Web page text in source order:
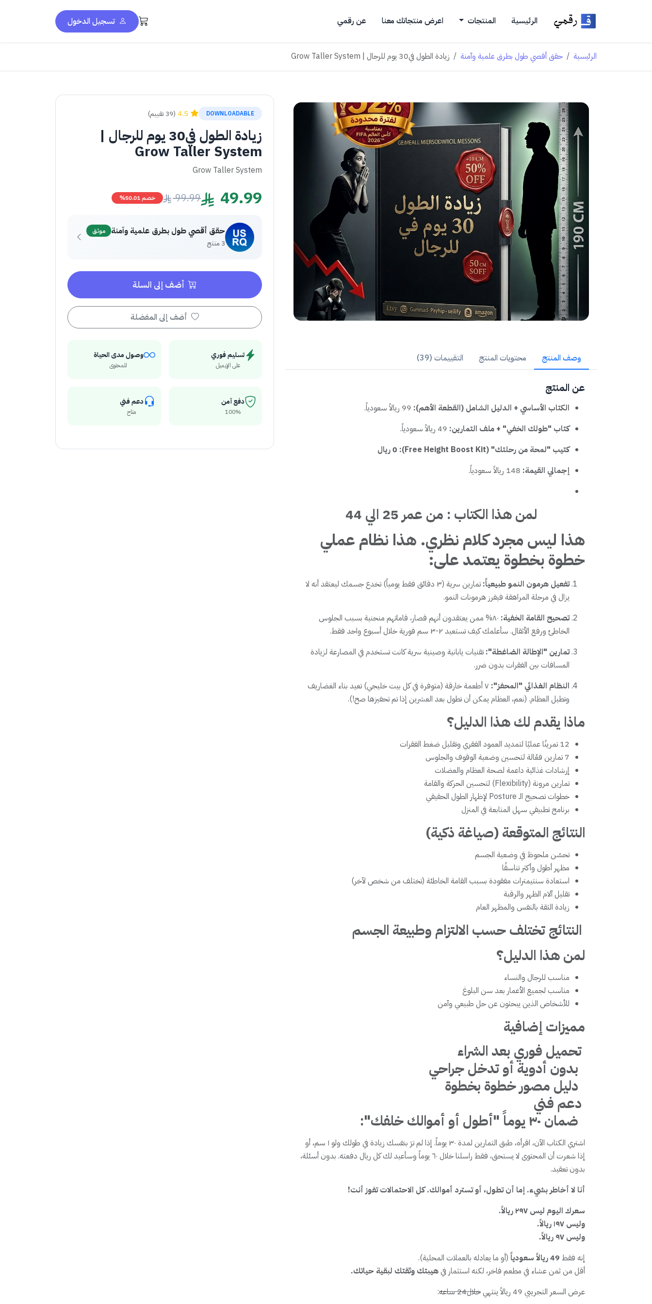
الرئيسية المنتجات اعرض منتجاتك معنا عن رقمي تسجيل الدخول
الرئيسية حقق أقصي طول بطرق علمية وآمنة زيادة الطول في30 يوم للرجال | Grow Taller System
وصف المنتج محتويات المنتج التقييمات (39)
عن المنتج
الكتاب الأساسي + الدليل الشامل (القطعة الأهم):
كتاب "طولك الخفي" + ملف التمارين:
كتيب "لمحة من رحلتك" (Free Height Boost Kit):
0 ريال
إجمالي القيمة:
لمن هذا الكتاب : من عمر 25 الي 44
هذا ليس مجرد كلام نظري. هذا نظام عملي
خطوة بخطوة يعتمد على:
تفعيل هرمون النمو طبيعياً:
تمارين سرية (٣ دقائق فقط يومياً) تخدع جسمك ليعتقد أنه لا
يزال في مرحلة المراهقة فيفرز هرمونات النمو.
تصحيح القامة الخفية:
٨٠% ممن يعتقدون أنهم قصار، قاماتهم منحنية بسبب الجلوس
الخاطئ ورفع الأثقال. سأعلمك كيف تستعيد ٢-٣ سم فورية خلال أسبوع واحد فقط.
تمارين "الإطالة الضاغطة": تقنيات يابانية وصينية سرية كانت تستخدم في المصارعة لزيادة
المسافات بين الفقرات بدون ضرر.
النظام الغذائي "المحفز":
٧ أطعمة خارقة (متوفرة في كل بيت خليجي) تعيد بناء الغضاريف
وتطيل العظام. (نعم، العظام يمكن أن تطول بعد العشرين إذا تم تحفيزها صح!).
ماذا يقدم لك هذا الدليل؟
12 تمرينًا عمليًا لتمديد العمود الفقري وتقليل ضغط الفقرات
7 تمارين فعّالة لتحسين وضعية الوقوف والجلوس
إرشادات غذائية داعمة لصحة العظام والعضلات
تمارين مرونة (Flexibility) لتحسين الحركة والقامة
خطوات تصحيح الـ Posture لإظهار الطول الحقيقي
برنامج تطبيقي سهل المتابعة في المنزل
النتائج المتوقعة (صياغة ذكية)
تحسّن ملحوظ في وضعية الجسم
مظهر أطول وأكثر تناسقًا
استعادة سنتيمترات مفقودة بسبب القامة الخاطئة (تختلف من شخص لآخر)
تقليل آلام الظهر والرقبة
زيادة الثقة بالنفس والمظهر العام
النتائج تختلف حسب الالتزام وطبيعة الجسم
لمن هذا الدليل؟
مناسب للرجال والنساء
مناسب لجميع الأعمار بعد سن البلوغ
للأشخاص الذين يبحثون عن حل طبيعي وآمن
مميزات إضافية
تحميل فوري بعد الشراء
بدون أدوية أو تدخل جراحي
دليل مصور خطوة بخطوة
دعم فني
ضمان ٣٠ يوماً "أطول أو أموالك خلفك":
اشتري الكتاب الآن، اقرأه، طبق التمارين لمدة ٣٠ يوماً. إذا لم ترَ بنفسك زيادة في طولك ولو ١ سم، أو
إذا شعرت أن المحتوى لا يستحق، فقط راسلنا خلال ٦٠ يوماً وسأعيد لك كل ريال دفعته. بدون أسئلة،
بدون تعقيد.
أنا لا أخاطر بشيء. إما أن تطول، أو تسترد أموالك. كل الاحتمالات تفوز أنت!
سعرك اليوم ليس ٢٩٧ ريالاً.
وليس ١٩٧ ريالاً.
وليس ٩٧ ريالاً.
إنه فقط 49 ريالاً سعودياً
(أو ما يعادله بالعملات المحلية).
أقل من ثمن عشاء في مطعم فاخر، لكنه استثمار في هيبتك وثقتك لبقية حياتك.
عرض السعر التجريبي 49 ريالاً ينتهي
خلال24 ساعه
:
DOWNLOADABLE (39 تقييم)
زيادة الطول في30 يوم للرجال |
Grow Taller System
Grow Taller System
49.99
99.99 خصم 50.01%
حقق أقصي طول بطرق علمية وآمنة موثق
3 منتج
أضف إلى السلة
أضف إلى المفضلة
تسليم فوري
على الإيميل
وصول مدى الحياة
للمحتوى
دفع آمن
100%
دعم فني
متاح